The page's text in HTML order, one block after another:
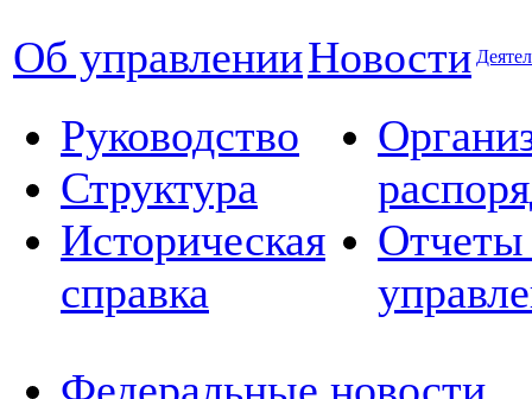
Об управленииНовости
Руководство
Структура
Историческая
справка
Отчеты